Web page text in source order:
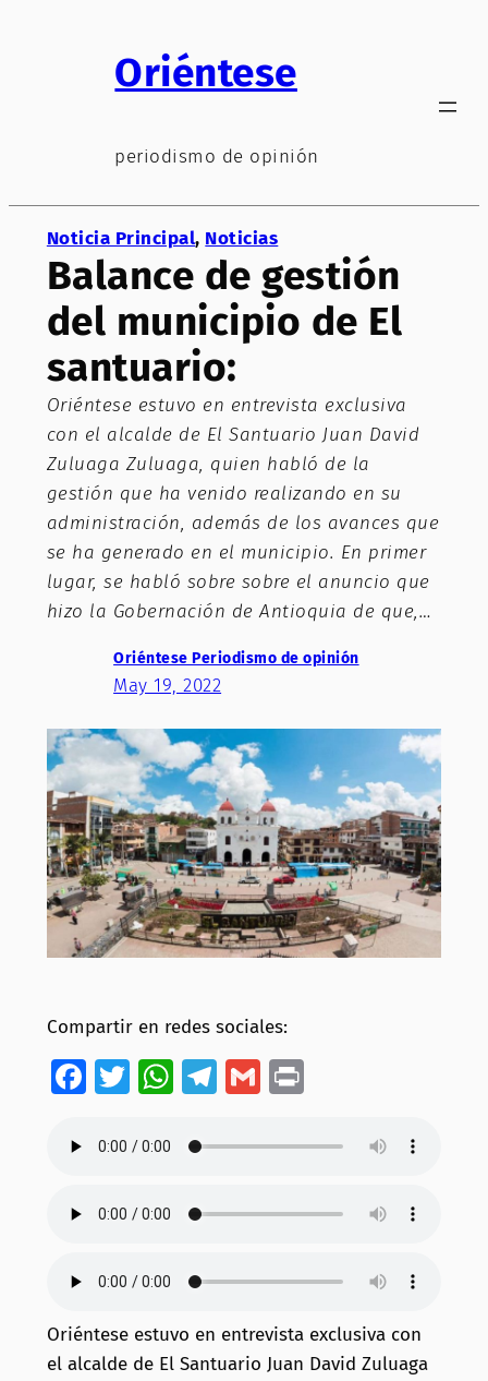
Oriéntese
periodismo de opinión
Noticia Principal, Noticias
Balance de gestión
del municipio de El
santuario:
Oriéntese estuvo en entrevista exclusiva
con el alcalde de El Santuario Juan David
Zuluaga Zuluaga, quien habló de la
gestión que ha venido realizando en su
administración, además de los avances que
se ha generado en el municipio. En primer
lugar, se habló sobre sobre el anuncio que
hizo la Gobernación de Antioquia de que,…
Oriéntese Periodismo de opinión
May 19, 2022
Compartir en redes sociales:
Facebook
Twitter
WhatsApp
Telegram
GmailPrint
Oriéntese estuvo en entrevista exclusiva con
el alcalde de El Santuario Juan David Zuluaga